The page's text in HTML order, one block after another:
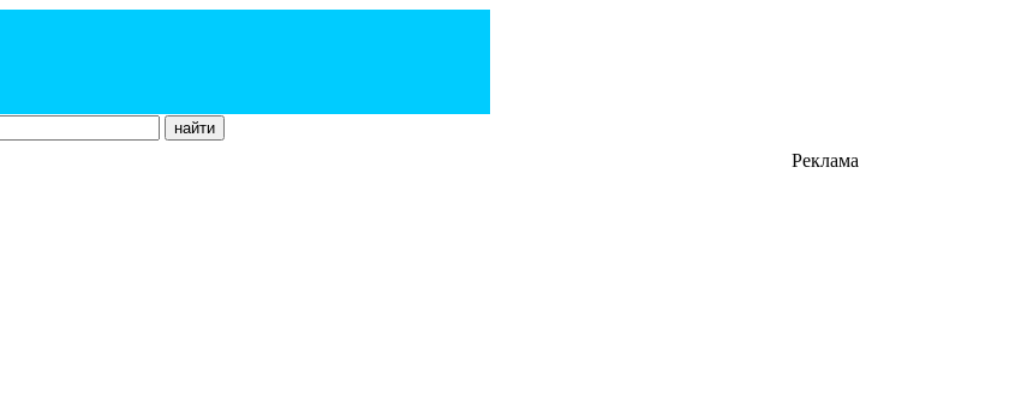
Реклама